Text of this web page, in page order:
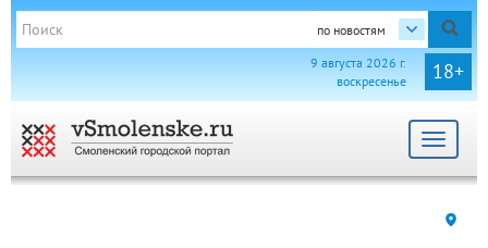
по новостям
18+
9 августа 2026 г.
воскресенье
Toggle